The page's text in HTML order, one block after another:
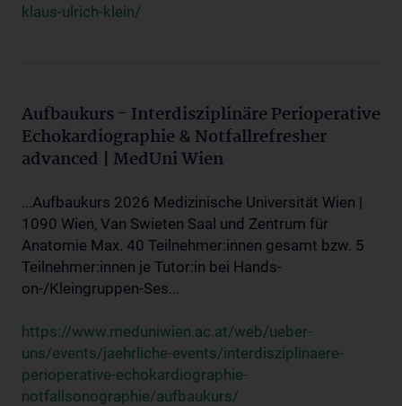
klaus-ulrich-klein/
Aufbaukurs - Interdisziplinäre Perioperative
Echokardiographie & Notfallrefresher
advanced | MedUni Wien
...Aufbaukurs 2026 Medizinische Universität Wien |
1090 Wien, Van Swieten Saal und Zentrum für
Anatomie Max. 40 Teilnehmer:innen gesamt bzw. 5
Teilnehmer:innen je Tutor:in bei Hands-
on-/Kleingruppen-Ses...
https://www.meduniwien.ac.at/web/ueber-
uns/events/jaehrliche-events/interdisziplinaere-
perioperative-echokardiographie-
notfallsonographie/aufbaukurs/